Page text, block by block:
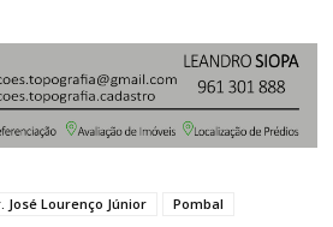
José Lourenço Júnior Pombal